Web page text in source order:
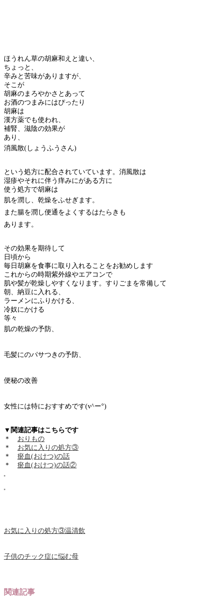
ほうれん草の胡麻和えと違い、
ちょっと、
辛みと苦味がありますが、
そこが
胡麻のまろやかさとあって
お酒のつまみにはぴったり
胡麻は
漢方薬でも使われ、
補腎、滋陰の効果が
あり、
消風散(しょうふうさん)
という処方に配合されていています。消風散は
湿疹やそれに伴う痒みにがある方に
使う処方で胡麻は
肌を潤し、乾燥をふせぎます。
また腸を潤し便通をよくするはたらきも
あります。
その効果を期待して
日頃から
毎日胡麻を食事に取り入れることをお勧めします
これからの時期紫外線やエアコンで
肌や髪が乾燥しやすくなります。すりごまを常備して
朝、納豆に入れる、
ラーメンにふりかける、
冷奴にかける
等々
肌の乾燥の予防、
毛髪にのパサつきの予防、
便秘の改善
女性には特におすすめです(v^ー°)
▼関連記事はこちらです
＊ おりもの
＊ お気に入りの処方③
＊ 瘀血(おけつ)の話
＊ 瘀血(おけつ)の話②
お気に入りの処方③温清飲
子供のチック症に悩む母
関連記事